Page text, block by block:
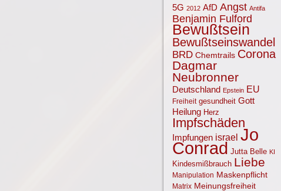
5G 2012 AfD Angst Antifa
Benjamin Fulford
Bewußtsein
Bewußtseinswandel
BRD Chemtrails Corona
Dagmar
Neubronner
Deutschland Epstein EU
Freiheit gesundheit Gott
Heilung Herz
Impfschäden
Impfungen israel Jo
Conrad Jutta Belle KI
Kindesmißbrauch Liebe
Manipulation Maskenpflicht
Matrix Meinungsfreiheit